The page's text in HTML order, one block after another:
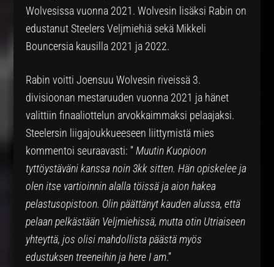
Wolvesissa vuonna 2021. Wolvesin lisäksi Rabin on
edustanut Steelers Veljmiehiä sekä Mikkeli
Bouncersia kausilla 2021 ja 2022.
Rabin voitti Joensuu Wolvesin riveissä 3.
divisioonan mestaruuden vuonna 2021 ja hänet
valittiin finaaliottelun arvokkaimmaksi pelaajaksi.
Steelersin liigajoukkueeseen liittymistä mies
kommentoi seuraavasti: ”Muutin Kuopioon
tyttöystäväni kanssa noin 3kk sitten. Hän opiskelee ja
olen itse vartioinnin alalla töissä ja aion hakea
pelastusopistoon. Olin päättänyt kauden alussa, että
pelaan pelkästään Veljmiehissä, mutta otin Utriaiseen
yhteyttä, jos olisi mahdollista päästä myös
edustuksen treeneihin ja here I am.”